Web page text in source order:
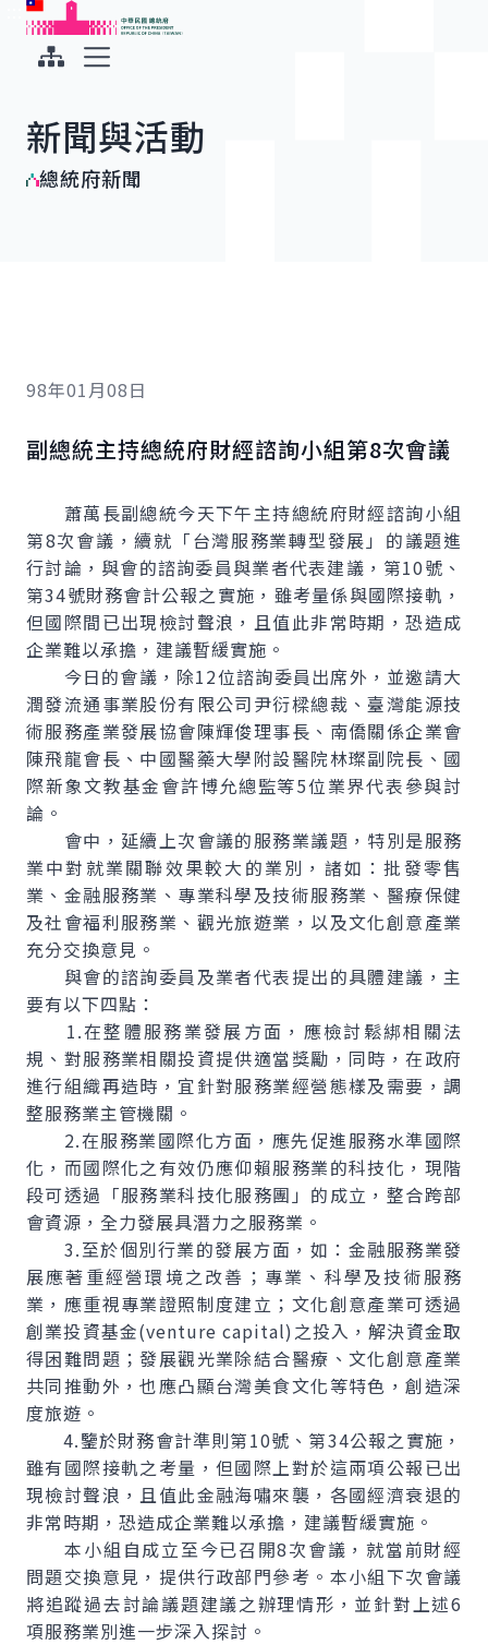
跳到主要內容
中華民國總統府
新聞與活動
總統府新聞
98年01月08日
副總統主持總統府財經諮詢小組第8次會議
蕭萬長副總統今天下午主持總統府財經諮詢小組
第8次會議，續就「台灣服務業轉型發展」的議題進
行討論，與會的諮詢委員與業者代表建議，第10號、
第34號財務會計公報之實施，雖考量係與國際接軌，
但國際間已出現檢討聲浪，且值此非常時期，恐造成
企業難以承擔，建議暫緩實施。
今日的會議，除12位諮詢委員出席外，並邀請大
潤發流通事業股份有限公司尹衍樑總裁、臺灣能源技
術服務產業發展協會陳輝俊理事長、南僑關係企業會
陳飛龍會長、中國醫藥大學附設醫院林璨副院長、國
際新象文教基金會許博允總監等5位業界代表參與討
論。
會中，延續上次會議的服務業議題，特別是服務
業中對就業關聯效果較大的業別，諸如：批發零售
業、金融服務業、專業科學及技術服務業、醫療保健
及社會福利服務業、觀光旅遊業，以及文化創意產業
充分交換意見。
與會的諮詢委員及業者代表提出的具體建議，主
要有以下四點：
1.在整體服務業發展方面，應檢討鬆綁相關法
規、對服務業相關投資提供適當獎勵，同時，在政府
進行組織再造時，宜針對服務業經營態樣及需要，調
整服務業主管機關。
2.在服務業國際化方面，應先促進服務水準國際
化，而國際化之有效仍應仰賴服務業的科技化，現階
段可透過「服務業科技化服務團」的成立，整合跨部
會資源，全力發展具潛力之服務業。
3.至於個別行業的發展方面，如：金融服務業發
展應著重經營環境之改善；專業、科學及技術服務
業，應重視專業證照制度建立；文化創意產業可透過
創業投資基金(venture capital)之投入，解決資金取
得困難問題；發展觀光業除結合醫療、文化創意產業
共同推動外，也應凸顯台灣美食文化等特色，創造深
度旅遊。
4.鑒於財務會計準則第10號、第34公報之實施，
雖有國際接軌之考量，但國際上對於這兩項公報已出
現檢討聲浪，且值此金融海嘯來襲，各國經濟衰退的
非常時期，恐造成企業難以承擔，建議暫緩實施。
本小組自成立至今已召開8次會議，就當前財經
問題交換意見，提供行政部門參考。本小組下次會議
將追蹤過去討論議題建議之辦理情形，並針對上述6
項服務業別進一步深入探討。